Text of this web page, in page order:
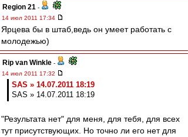
Region 21 -
14 июл 2011 17:34
Ярцева бы в штаб,ведь он умеет работать с
молодежью)
Rip van Winkle -
14 июл 2011 17:32
SAS » 14.07.2011 18:19
SAS » 14.07.2011 18:19
"Результата нет" для меня, для тебя, для всех
тут присутствующих. Но точно ли его нет для